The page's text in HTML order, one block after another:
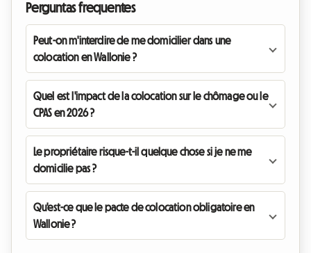
Perguntas frequentes
Peut-on m'interdire de me domicilier dans une
colocation en Wallonie ?
Quel est l'impact de la colocation sur le chômage ou le
CPAS en 2026 ?
Le propriétaire risque-t-il quelque chose si je ne me
domicilie pas ?
Qu'est-ce que le pacte de colocation obligatoire en
Wallonie ?